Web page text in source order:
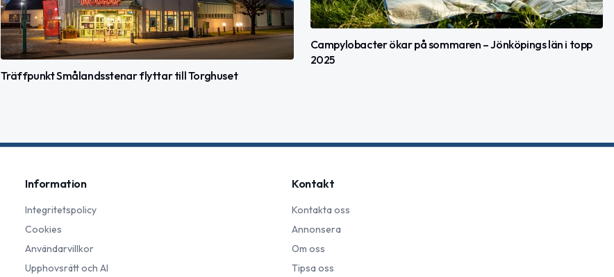
Träffpunkt Smålandsstenar flyttar till Torghuset
Campylobacter ökar på sommaren – Jönköpings län i topp
2025
Information
Integritetspolicy
Cookies
Användarvillkor
Upphovsrätt och AI
Kontakt
Kontakta oss
Annonsera
Om oss
Tipsa oss